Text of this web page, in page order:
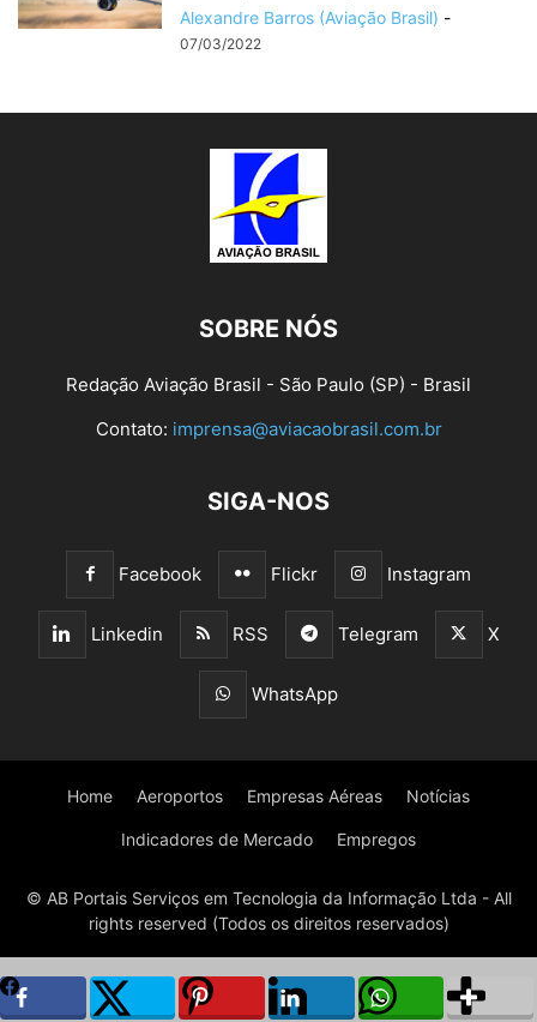
Alexandre Barros (Aviação Brasil) -
07/03/2022
SOBRE NÓS
Redação Aviação Brasil - São Paulo (SP) - Brasil
Contato: imprensa@aviacaobrasil.com.br
SIGA-NOS
Facebook Flickr Instagram
Linkedin RSS Telegram X
WhatsApp
Home Aeroportos Empresas Aéreas Notícias
Indicadores de Mercado Empregos
© AB Portais Serviços em Tecnologia da Informação Ltda - All
rights reserved (Todos os direitos reservados)